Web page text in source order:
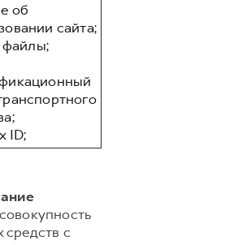
об
сайта;
файлы;
ID;
с